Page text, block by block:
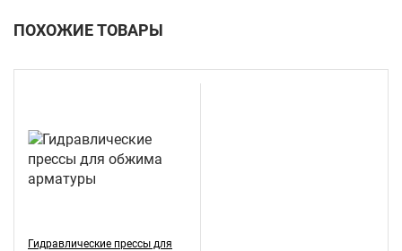
ПОХОЖИЕ ТОВАРЫ
Гидравлические прессы для